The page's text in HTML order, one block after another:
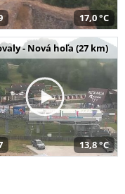
17,0 °C
- Nová hoľa (27 km)
13,8 °C